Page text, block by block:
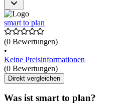
smart to plan
(0 Bewertungen)
•
Keine Preisinformationen
(0 Bewertungen)
Direkt vergleichen
Was ist smart to plan?